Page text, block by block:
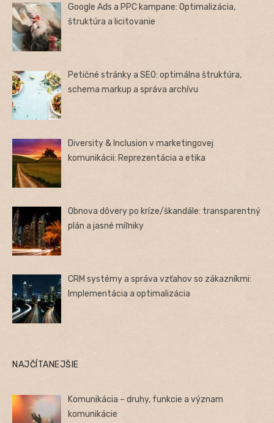
Google Ads a PPC kampane: Optimalizácia,
štruktúra a licitovanie
Petičné stránky a SEO: optimálna štruktúra,
schema markup a správa archívu
Diversity & Inclusion v marketingovej
komunikácii: Reprezentácia a etika
Obnova dôvery po kríze/škandále: transparentný
plán a jasné míľniky
CRM systémy a správa vzťahov so zákazníkmi:
Implementácia a optimalizácia
NAJČÍTANEJŠIE
Komunikácia – druhy, funkcie a význam
komunikácie